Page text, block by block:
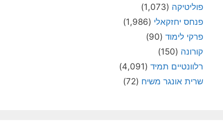
פוליטיקה (1,073)
פנחס יחזקאלי (1,986)
פרקי לימוד (90)
קורונה (150)
רלוונטיים תמיד (4,091)
שרית אונגר משיח (72)